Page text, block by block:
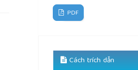
PDF
Cách trích dẫn